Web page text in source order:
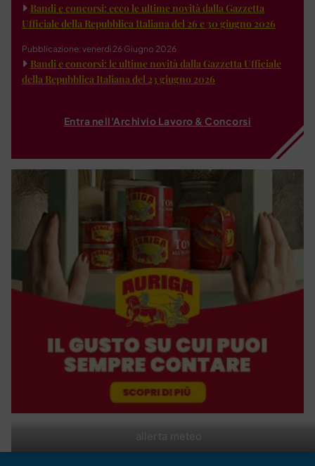
allerta meteo
Bandi e concorsi: ecco le ultime novità dalla Gazzetta
Ufficiale della Repubblica Italiana del 26 e 30 giugno 2026
Pubblicazione: venerdì 26 Giugno 2026
Bandi e concorsi: le ultime novità dalla Gazzetta Ufficiale
della Repubblica Italiana del 23 giugno 2026
Entra nell'Archivio Lavoro & Concorsi